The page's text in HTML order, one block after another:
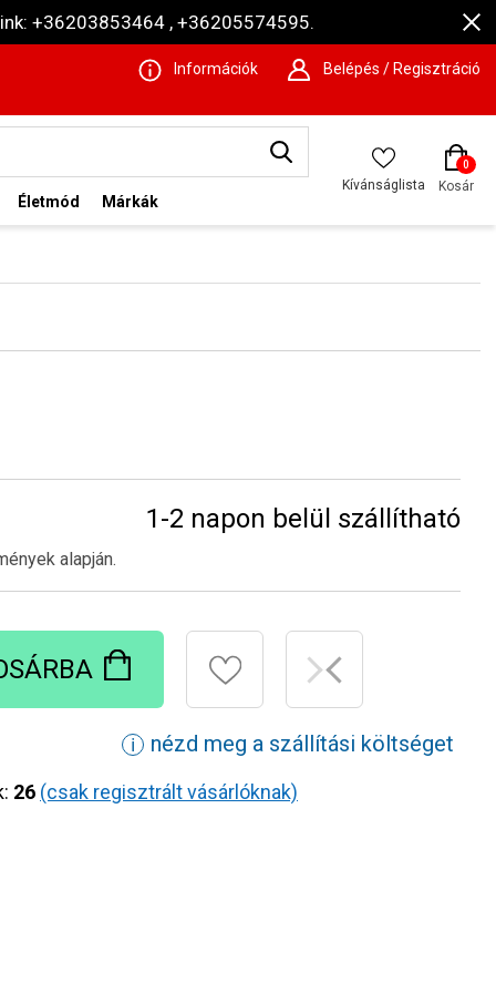
+36203853464 , +36205574595.
Információk Belépés / Regisztráció
Életmód Márkák
Kívánságlista
0
Kosár
1-2 napon belül szállítható
alapján.
ℹ nézd meg a szállítási költséget
26 (csak regisztrált vásárlóknak)